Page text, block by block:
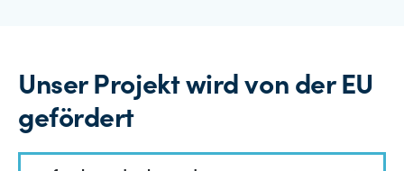
Unser Projekt wird von der EU
gefördert